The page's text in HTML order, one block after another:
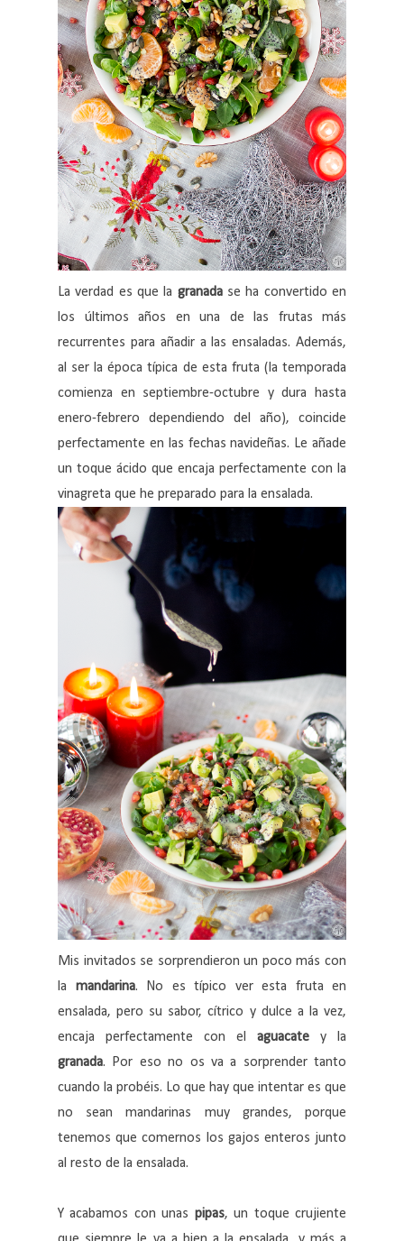
La verdad es que la granadase ha convertido en
los últimos años en una de las frutas más
recurrentes para añadir a las ensaladas. Además,
al ser la época típica de esta fruta (la temporada
comienza en septiembre-octubre y dura hasta
enero-febrero dependiendo del año), coincide
perfectamente en las fechas navideñas. Le añade
un toque ácido que encaja perfectamente con la
vinagreta que he preparado para la ensalada.
Mis invitados se sorprendieron un poco más con
la mandarina. No es típico ver esta fruta en
ensalada, pero su sabor, cítrico y dulce a la vez,
encaja perfectamente con el aguacate y la
granada. Por eso no os va a sorprender tanto
cuando la probéis. Lo que hay que intentar es que
no sean mandarinas muy grandes, porque
tenemos que comernos los gajos enteros junto
al resto de la ensalada.
Y acabamos con unas pipas, un toque crujiente